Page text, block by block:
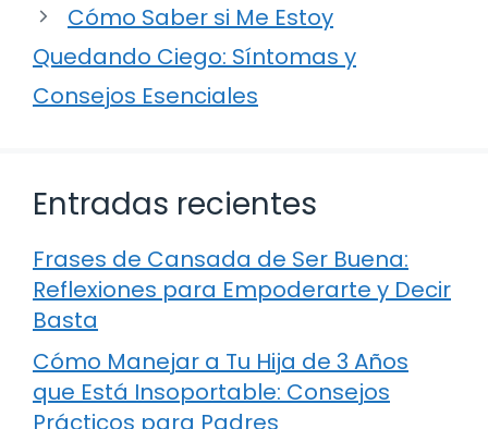
Cómo Saber si Me Estoy
Quedando Ciego: Síntomas y
Consejos Esenciales
Entradas recientes
Frases de Cansada de Ser Buena:
Reflexiones para Empoderarte y Decir
Basta
Cómo Manejar a Tu Hija de 3 Años
que Está Insoportable: Consejos
Prácticos para Padres